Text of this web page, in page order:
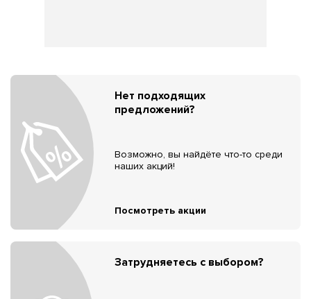
Нет подходящих
предложений?
Возможно, вы найдёте что-то среди
наших акций!
Посмотреть акции
Затрудняетесь с выбором?